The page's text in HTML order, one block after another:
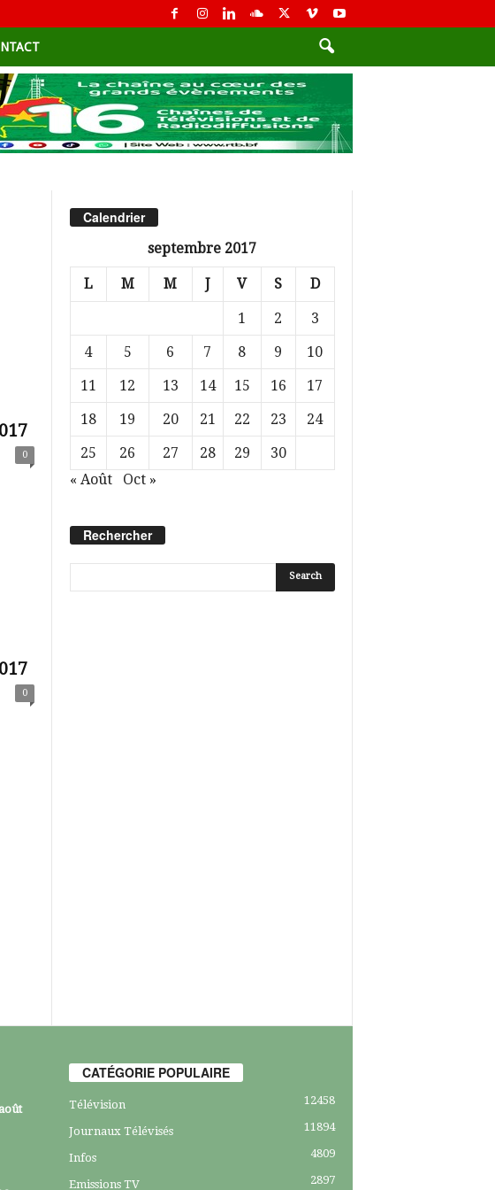
0
0
Calendrier
septembre 2017
L M M J V S D
1 2
3
4
5 6 7 8 9
10
11
12 13 14 15 16
17
18
19 20 21 22 23
24
25
26 27 28 29
30
« Août
Oct »
Rechercher
CATÉGORIE POPULAIRE
Télévision 12458
Journaux Télévisés 11894
Infos 4809
Emissions TV 2897